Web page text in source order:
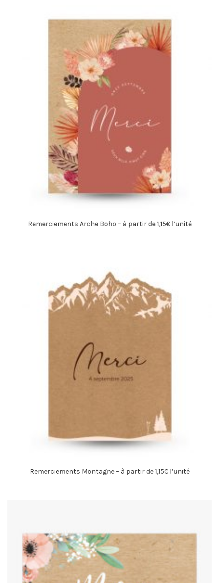
Remerciements Arche Boho – à partir de 1,15€ l’unité
Remerciements Montagne – à partir de 1,15€ l’unité